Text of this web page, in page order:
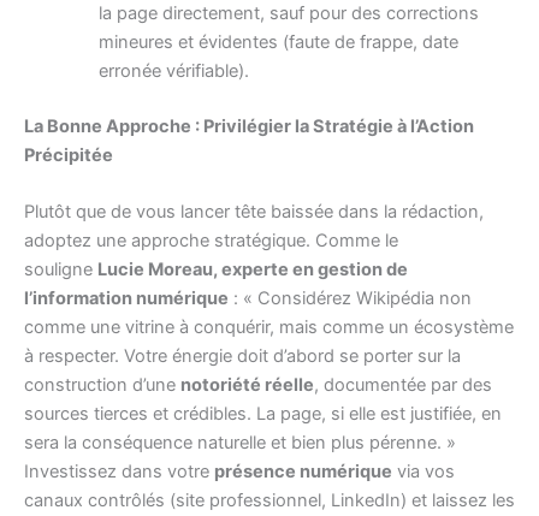
la page directement, sauf pour des corrections
mineures et évidentes (faute de frappe, date
erronée vérifiable).
La Bonne Approche : Privilégier la Stratégie à l’Action
Précipitée
Plutôt que de vous lancer tête baissée dans la rédaction,
adoptez une approche stratégique. Comme le
souligne Lucie Moreau, experte en gestion de
l’information numérique : « Considérez Wikipédia non
comme une vitrine à conquérir, mais comme un écosystème
à respecter. Votre énergie doit d’abord se porter sur la
construction d’une notoriété réelle, documentée par des
sources tierces et crédibles. La page, si elle est justifiée, en
sera la conséquence naturelle et bien plus pérenne. »
Investissez dans votre présence numérique via vos
canaux contrôlés (site professionnel, LinkedIn) et laissez les